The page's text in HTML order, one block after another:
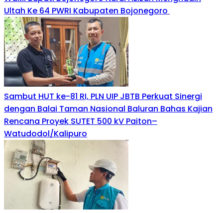
Ultah Ke 64 PWRI Kabupaten Bojonegoro
Sambut HUT ke-81 RI, PLN UIP JBTB Perkuat Sinergi
dengan Balai Taman Nasional Baluran Bahas Kajian
Rencana Proyek SUTET 500 kV Paiton–
Watudodol/Kalipuro